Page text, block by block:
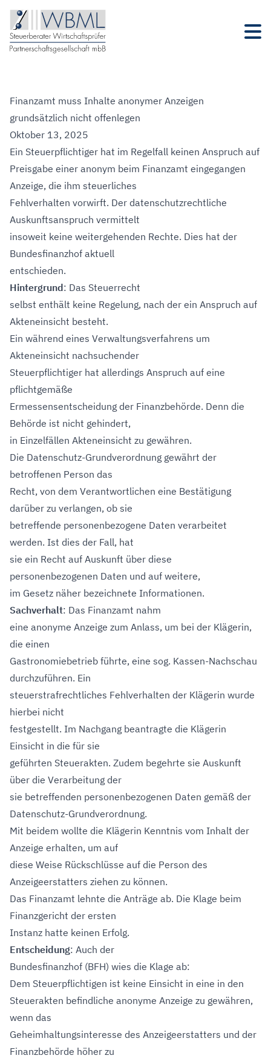
Finanzamt muss Inhalte anonymer Anzeigen
grundsätzlich nicht offenlegen
Oktober 13, 2025
Ein Steuerpflichtiger hat im Regelfall keinen Anspruch auf
Preisgabe einer anonym beim Finanzamt eingegangen
Anzeige, die ihm steuerliches
Fehlverhalten vorwirft. Der datenschutzrechtliche
Auskunftsanspruch vermittelt
insoweit keine weitergehenden Rechte. Dies hat der
Bundesfinanzhof aktuell
entschieden.
Hintergrund: Das Steuerrecht
selbst enthält keine Regelung, nach der ein Anspruch auf
Akteneinsicht besteht.
Ein während eines Verwaltungsverfahrens um
Akteneinsicht nachsuchender
Steuerpflichtiger hat allerdings Anspruch auf eine
pflichtgemäße
Ermessensentscheidung der Finanzbehörde. Denn die
Behörde ist nicht gehindert,
in Einzelfällen Akteneinsicht zu gewähren.
Die Datenschutz-Grundverordnung gewährt der
betroffenen Person das
Recht, von dem Verantwortlichen eine Bestätigung
darüber zu verlangen, ob sie
betreffende personenbezogene Daten verarbeitet
werden. Ist dies der Fall, hat
sie ein Recht auf Auskunft über diese
personenbezogenen Daten und auf weitere,
im Gesetz näher bezeichnete Informationen.
Sachverhalt: Das Finanzamt nahm
eine anonyme Anzeige zum Anlass, um bei der Klägerin,
die einen
Gastronomiebetrieb führte, eine sog. Kassen-Nachschau
durchzuführen. Ein
steuerstrafrechtliches Fehlverhalten der Klägerin wurde
hierbei nicht
festgestellt. Im Nachgang beantragte die Klägerin
Einsicht in die für sie
geführten Steuerakten. Zudem begehrte sie Auskunft
über die Verarbeitung der
sie betreffenden personenbezogenen Daten gemäß der
Datenschutz-Grundverordnung.
Mit beidem wollte die Klägerin Kenntnis vom Inhalt der
Anzeige erhalten, um auf
diese Weise Rückschlüsse auf die Person des
Anzeigeerstatters ziehen zu können.
Das Finanzamt lehnte die Anträge ab. Die Klage beim
Finanzgericht der ersten
Instanz hatte keinen Erfolg.
Entscheidung: Auch der
Bundesfinanzhof (BFH) wies die Klage ab:
Dem Steuerpflichtigen ist keine Einsicht in eine in den
Steuerakten befindliche anonyme Anzeige zu gewähren,
wenn das
Geheimhaltungsinteresse des Anzeigeerstatters und der
Finanzbehörde höher zu